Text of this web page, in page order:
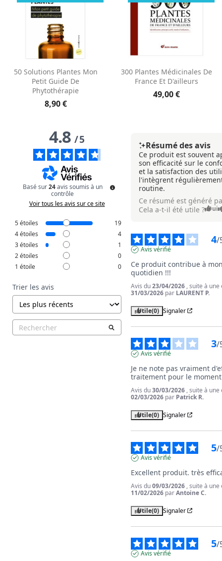
50 Solutions Plantes Mon
Petit Guide De
Phytothérapie
8,90 €
300 Plantes Médicinales De
France Et D'ailleurs
49,00 €
4.8/5
Basé sur24 avis soumis à un
contrôle
Voir tous les avis sur ce site
5étoiles
19
4étoiles
4
3étoiles
1
2étoiles
0
1 étoile 0
Trier les avis
Résumé des avis
Ce produit est souvent
son efficacité sur le
et la satisfaction des
l'intègrent
routine.
Ce résumé est généré
Cela a-t-il été utile ? Oui
4/
Avis vérifié
Ce produit contribue à
quotidien !!!
Avis du23/04/2026 , suite à
31/03/2026 par LAURENT P.
Utile(0) Signaler
3/
Avis vérifié
Je ne note pas vraiment
traitement pour le
Avis du30/03/2026 , suite à
02/03/2026 par Patrick R.
Utile(0) Signaler
5/
Avis vérifié
Excellent produit. très
Avis du09/03/2026 , suite à
11/02/2026 parAntoine C.
Utile(0) Signaler
5/
Avis vérifié